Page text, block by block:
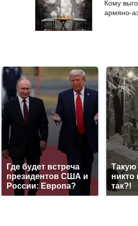
Кому
армяно-
Где будет встреча
президентов США и
России: Европа?
Такую
никто
так?!